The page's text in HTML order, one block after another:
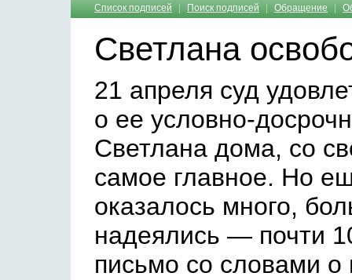
Список подписей Поиск подписей Обращение
Светлана
21 апреля суд
о ее условно-
Светлана дома, со
самое главное. Но
оказалось много,
надеялись — почти
письмо со словами